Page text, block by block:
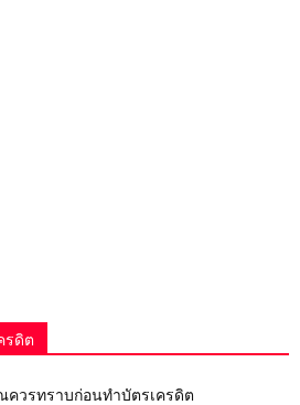
รดิต
ควรทราบก่อนทำบัตรเครดิต